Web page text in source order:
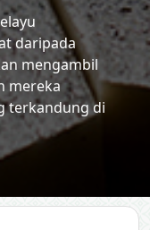
daripada
mereka
terkandung di